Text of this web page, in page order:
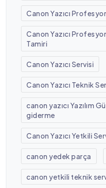
Canon Yazıcı
Canon Yazıcı
Tamiri
Canon Yazıcı Servisi
Canon Yazıcı Teknik
canon yazıcı Yazılım
giderme
Canon Yazıcı Yetkili
canon yedek parça
canon yetkili teknik